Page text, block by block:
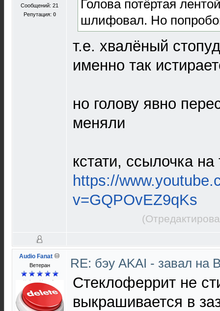
Сообщений: 21
Репутация: 0
Голова потёртая
шлифовал. Но
т.е. хвалёный
именно так
но голову явно
меняли
кстати, ссылочка на
https://
v=GQPOvEZ9qKs
Audio Fanat
Ветеран RE: бэу AKAI - завал на
Стеклоферрит не
выкрашивается в